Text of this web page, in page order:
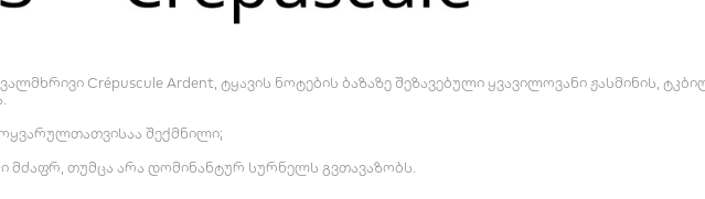
Crépuscule Ardent, ტყავის ნოტების ბაზაზე შეზავებული ყვავილოვანი ჟასმინის,
შექმნილი;
მძაფრ, თუმცა არა დომინანტურ სურნელს გვთავაზობს.